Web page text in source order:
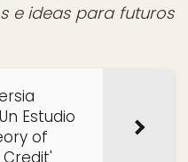
e ideas para futuros
Estudio
of